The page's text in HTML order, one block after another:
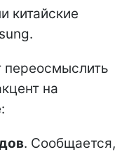
китайские
переосмыслить
на
. Сообщается,